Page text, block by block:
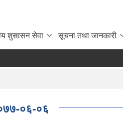
शुसासन सेवा सूचना तथा जानकारी
०६-०६